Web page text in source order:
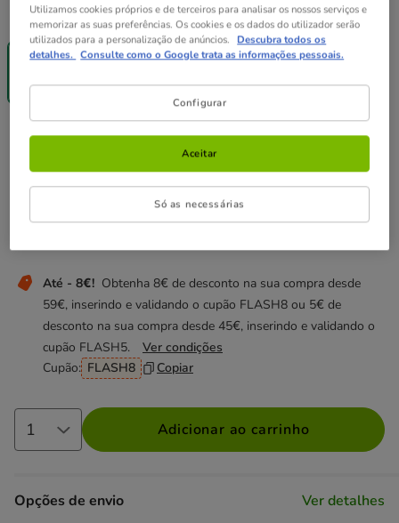
Tamanho:20 - 30 cm Guia de tamanhos
Entrega
Grátis
6.99€
Entrega Grátis Direto na compra de referências para gato
Até - 8€! Obtenha 8€ de desconto na sua compra desde
59€, inserindo e validando o cupão FLASH8 ou 5€ de
desconto na sua compra desde 45€, inserindo e validando o
cupão FLASH5.
Ver condições
Cupão: FLASH8 Copiar
Preço 6.99€
6.99€
Adicionar ao carrinho
Opções de envio Ver detalhes
Utilizamos cookies próprios e de terceiros para analisar os nossos serviços e
memorizar as suas preferências. Os cookies e os dados do utilizador serão
utilizados para a personalização de anúncios. Descubra todos os
detalhes. Consulte como o Google trata as informações pessoais.
Configurar
Só as necessárias
Aceitar